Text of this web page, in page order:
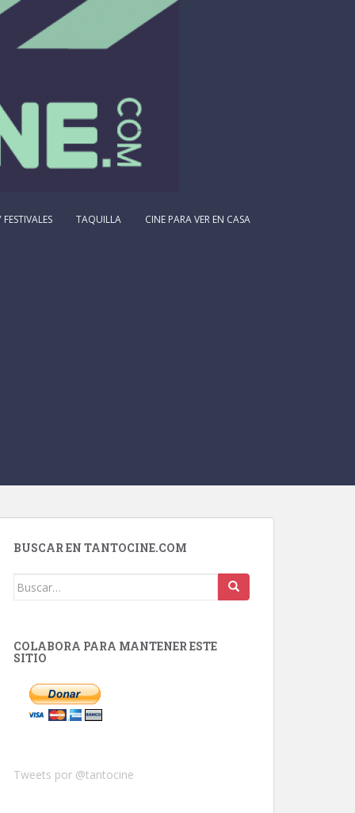
TAQUILLA CINE PARA VER EN CASA
BUSCAR EN TANTOCINE.COM
Buscar:
COLABORA PARA MANTENER ESTE
SITIO
Tweets por @tantocine